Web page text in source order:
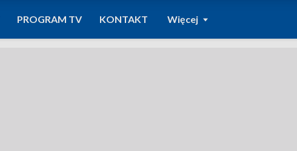
PROGRAM TV KONTAKT Więcej